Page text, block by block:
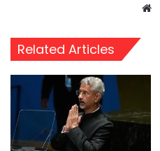
Related Articles